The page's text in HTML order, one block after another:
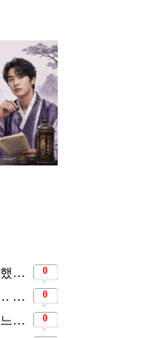
5살 연하 농구선수와 결혼하려고 했는데… 시어머니의 결혼반대에 부딛혔던 아이돌 0
8살이나 나이 속여서 활동했는데… 너무 동안이라서 아무도 의심 안 했다는 배우 0
1명만 낳아서 잘 키우자더니… 어느새 3자녀 부모 된 스타커플 ❤️ 0